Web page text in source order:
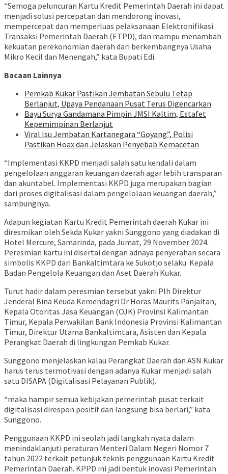
“Semoga peluncuran Kartu Kredit Pemerintah Daerah ini dapat
menjadi solusi percepatan dan mendorong inovasi,
mempercepat dan memperluas pelaksanaan Elektronifikasi
Transaksi Pemerintah Daerah (ETPD), dan mampu menambah
kekuatan perekonomian daerah dari berkembangnya Usaha
Mikro Kecil dan Menengah,” kata Bupati Edi.
Bacaan Lainnya
Pemkab Kukar Pastikan Jembatan Sebulu Tetap
Berlanjut, Upaya Pendanaan Pusat Terus Digencarkan
Bayu Surya Gandamana Pimpin JMSI Kaltim, Estafet
Kepemimpinan Berlanjut
Viral Isu Jembatan Kartanegara “Goyang”, Polisi
Pastikan Hoax dan Jelaskan Penyebab Kemacetan
“Implementasi KKPD menjadi salah satu kendali dalam
pengelolaan anggaran keuangan daerah agar lebih transparan
dan akuntabel. Implementasi KKPD juga merupakan bagian
dari proses digitalisasi dalam pengelolaan keuangan daerah,”
sambungnya.
Adapun kegiatan Kartu Kredit Pemerintah daerah Kukar ini
diresmikan oleh Sekda Kukar yakni Sunggono yang diadakan di
Hotel Mercure, Samarinda, pada Jumat, 29 November 2024.
Peresmian kartu ini disertai dengan adnaya penyerahan secara
simbolis KKPD dari Bankaltimtara ke Sukotjo selaku Kepala
Badan Pengelola Keuangan dan Aset Daerah Kukar.
Turut hadir dalam peresmian tersebut yakni Plh Direktur
Jenderal Bina Keuda Kemendagri Dr Horas Maurits Panjaitan,
Kepala Otoritas Jasa Keuangan (OJK) Provinsi Kalimantan
Timur, Kepala Perwakilan Bank Indonesia Provinsi Kalimantan
Timur, Direktur Utama Bankaltimtara, Asisten dan Kepala
Perangkat Daerah di lingkungan Pemkab Kukar.
Sunggono menjelaskan kalau Perangkat Daerah dan ASN Kukar
harus terus termotivasi dengan adanya Kukar menjadi salah
satu DISAPA (Digitalisasi Pelayanan Publik).
“maka hampir semua kebijakan pemerintah pusat terkait
digitalisasi direspon positif dan langsung bisa berlari,” kata
Sunggono.
Penggunaan KKPD ini seolah jadi langkah nyata dalam
menindaklanjuti peraturan Menteri Dalam Negeri Nomor 7
tahun 2022 terkait petunjuk teknis penggunaan Kartu Kredit
Pemerintah Daerah. KPPD ini jadi bentuk inovasi Pemerintah